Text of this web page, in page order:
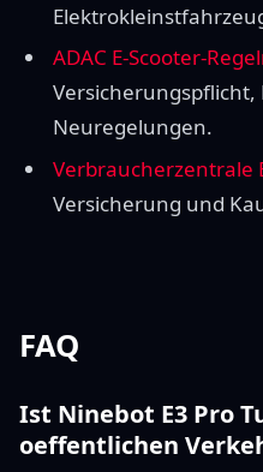
ADAC E-Scooter-
Neuregelungen.
Verbraucherzentrale
Versicherung und
FAQ
Ist Ninebot E3 Pro
oeffentlichen